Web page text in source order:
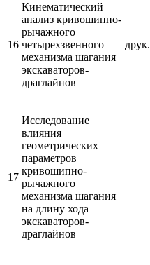
16
Кинематический
анализ кривошипно-
рычажного
четырехзвенного
механизма шагания
экскаваторов-
драглайнов
друк.
17
Исследование
влияния
геометрических
параметров
кривошипно-
рычажного
механизма шагания
на длину хода
экскаваторов-
драглайнов